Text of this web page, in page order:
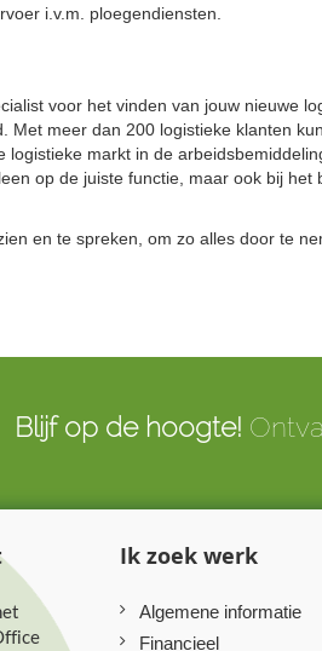
i.v.m. ploegendiensten.
voor het vinden van jouw nieuwe
Met meer dan 200 logistieke klanten
logistieke markt in de
op de juiste functie, maar ook bij
en te spreken, om zo alles door te
Blijf op de hoogte!
Ik zoek werk
Algemene informatie
Financieel